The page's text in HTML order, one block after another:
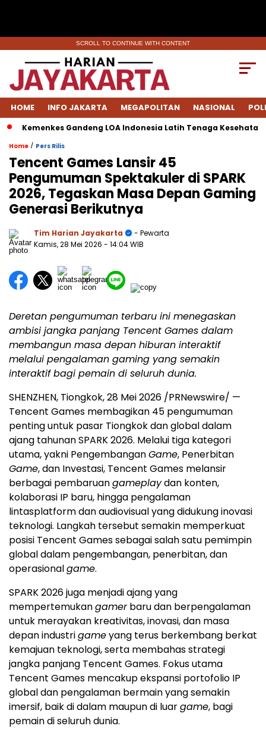
SCROLL TO CONTINUE WITH CONTENT
HOME INFO JAKARTA MEGAPOLITAN NASIONAL
Gandeng LOA Indonesia Latih Tenaga Kesehatan
Home / Pers Rilis
Tencent Games Lansir 45
Pengumuman Spektakuler di SPARK
2026, Tegaskan Masa Depan Gaming
Generasi Berikutnya
Tim Harian Jayakarta
- Pewarta
Kamis, 28 Mei 2026 - 14:04 WIB
Deretan pengumuman terbaru ini menegaskan
ambisi jangka panjang Tencent Games dalam
membangun masa depan hiburan interaktif
melalui pengalaman gaming yang semakin
interaktif bagi pemain di seluruh dunia.
SHENZHEN, Tiongkok, 28 Mei 2026 /PRNewswire/ —
Tencent Games membagikan 45 pengumuman
penting untuk pasar Tiongkok dan global dalam
ajang tahunan SPARK 2026. Melalui tiga kategori
utama, yakni PengembanganGame, Penerbitan
Game, dan Investasi, Tencent Games melansir
berbagai pembaruangameplaydan konten,
kolaborasi IP baru, hingga pengalaman
lintasplatform dan audiovisual yang didukung inovasi
teknologi. Langkah tersebut semakin memperkuat
posisi Tencent Games sebagai salah satu pemimpin
global dalam pengembangan, penerbitan, dan
operasionalgame.
SPARK 2026 juga menjadi ajang yang
mempertemukangamerbaru dan berpengalaman
untuk merayakan kreativitas, inovasi, dan masa
depan industrigameyang terus berkembang berkat
kemajuan teknologi, serta membahas strategi
jangka panjang Tencent Games. Fokus utama
Tencent Games mencakup ekspansi portofolio IP
global dan pengalaman bermain yang semakin
imersif, baik di dalam maupun di luargame, bagi
pemain di seluruh dunia.